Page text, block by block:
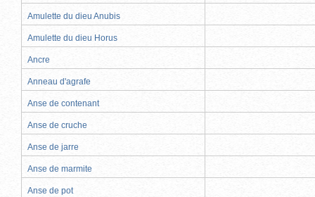
Amulette du dieu Anubis
Amulette du dieu Horus
Ancre
Anneau d'agrafe
Anse de contenant
Anse de cruche
Anse de jarre
Anse de marmite
Anse de pot